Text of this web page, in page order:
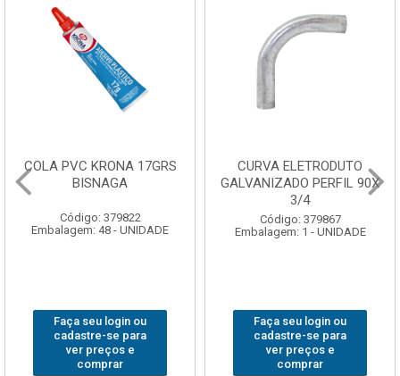
CURVA ELETRODUTO
GALVANIZADO PERFIL 90X
Código: 379867
Embalagem: 1 - UNIDADE
Faça seu login ou
cadastre-se para
ver preços e
comprar
SOQUETE COM
FOTOCELULA EXATRON
COM SENSOR SPT0E27XC
Código: 379788
Embalagem: 1 - UNIDADE
Faça seu login ou
cadastre-se para
ver preços e
comprar